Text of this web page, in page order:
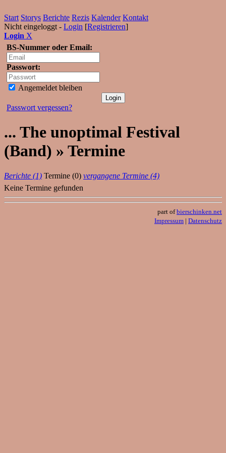
Start Storys Berichte Rezis Kalender Kontakt
Nicht eingeloggt - Login [Registrieren]
Login X
BS-Nummer oder Email:
Passwort:
Angemeldet bleiben
Passwort vergessen?
... The unoptimal Festival
(Band) » Termine
Berichte (1) Termine (0) vergangene Termine (4)
Keine Termine gefunden
part ofbierschinken.net
Impressum | Datenschutz